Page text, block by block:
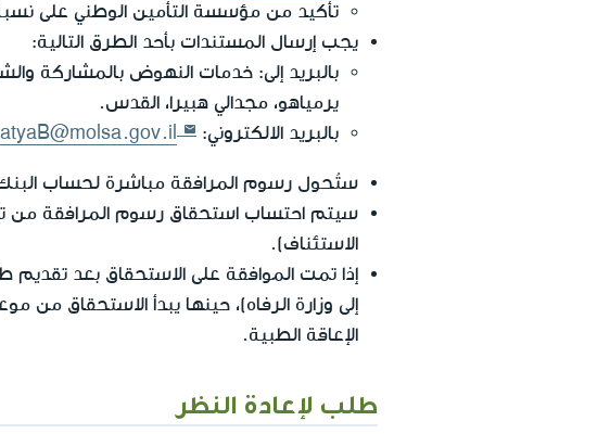
تأكيد من مؤسسة التأمين الوطني على
يجب إرسال المستندات بأحد الطرق التالية:
يرمياهو، مجدالي هبيرا، القدس.
بالبريد الالكتروني:
ستُحول رسوم المرافقة مباشرة لحساب البنك ما بين الـ 15
سيتم احتساب استحقاق رسوم المرافقة من
الاستئناف).
إذا تمت الموافقة على الاستحقاق بعد
إلى وزارة الرفاه)، حينها يبدأ الاستحقاق
الإعاقة الطبية.
طلب لإعادة النظر